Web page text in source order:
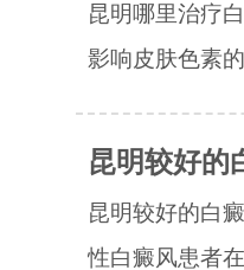
昆明哪里治疗
影响皮肤色素
昆明较好的
昆明较好的白
性白癜风患者